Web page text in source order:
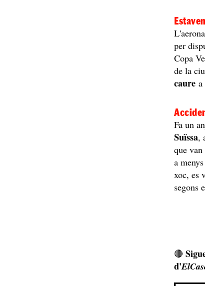
per
Copa
de la
caure a
Fa un
Suïssa,
que
a
xoc, es
segons
🔴
d'